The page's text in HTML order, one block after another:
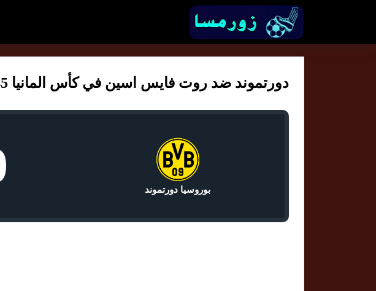
دورتموند ضد روت فايس اسين في كأس المانيا 9:45
بوروسيا دورتموند